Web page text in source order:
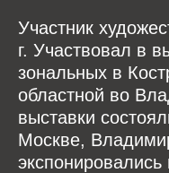
Участник
г. Участвовал в
зональных в
областной во
выставки
Москве,